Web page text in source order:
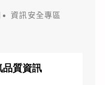
資訊安全專區